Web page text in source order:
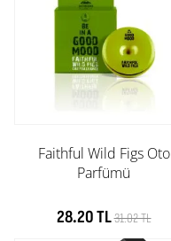
Faithful Wild Figs Oto
Parfümü
28.20 TL31.02 TL